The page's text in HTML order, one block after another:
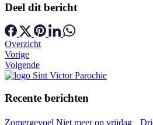
Deel dit bericht
Overzicht
Vorige
Volgende
Recente berichten
Zomergevoel Niet meer op vrijdag